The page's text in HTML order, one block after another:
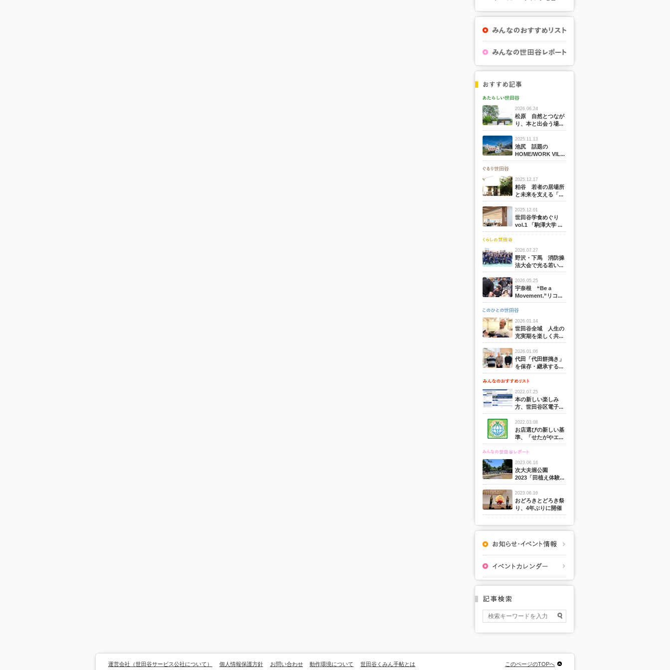
2026.06.24
松原 自然とつなが
り、本と出会う場...
2025.11.13
池尻 話題の
HOME/WORK VIL...
2025.12.17
粕谷 若者の居場所
と未来を支える「...
2025.12.01
世田谷学食めぐり
vol.1 「駒澤大学 ...
2026.07.27
野沢・下馬 消防操
法大会で光る若い...
2026.05.25
宇奈根 “Be a
Movement.”リコ...
2026.01.14
世田谷全域 人生の
充実期を楽しく共...
2026.01.06
代田「代田餅搗き」
を保存・継承する...
2022.07.25
本の新しい楽しみ
方、世田谷区電子...
2022.03.08
お店選びの新しい基
準、「せたがやエ...
2023.06.16
次大夫堀公園
2023「田植え体験...
2023.06.16
おどろきとどろき祭
り、4年ぶりに開催
運営会社（世田谷サービス公社について） 個人情報保護方針 お問い合わせ 動作環境について 世田谷くみん手帖とは このページのTOPへ